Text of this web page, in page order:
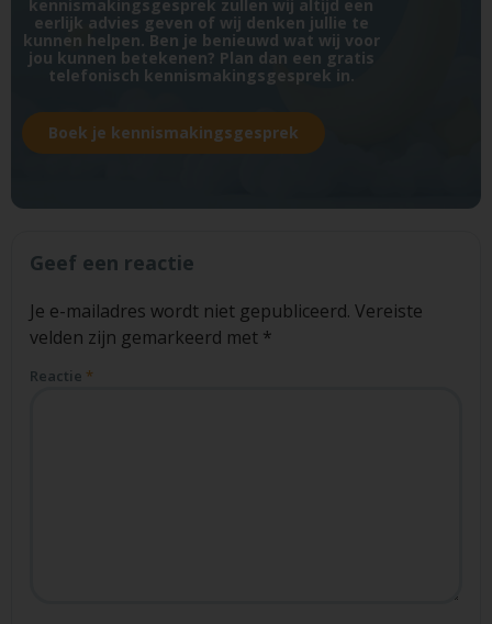
kennismakingsgesprek zullen wij altijd een
eerlijk advies geven of wij denken jullie te
kunnen helpen. Ben je benieuwd wat wij voor
jou kunnen betekenen? Plan dan een gratis
telefonisch kennismakingsgesprek in.
Boek je kennismakingsgesprek
Geef een reactie
Je e-mailadres wordt niet gepubliceerd. Vereiste
velden zijn gemarkeerd met *
Reactie *